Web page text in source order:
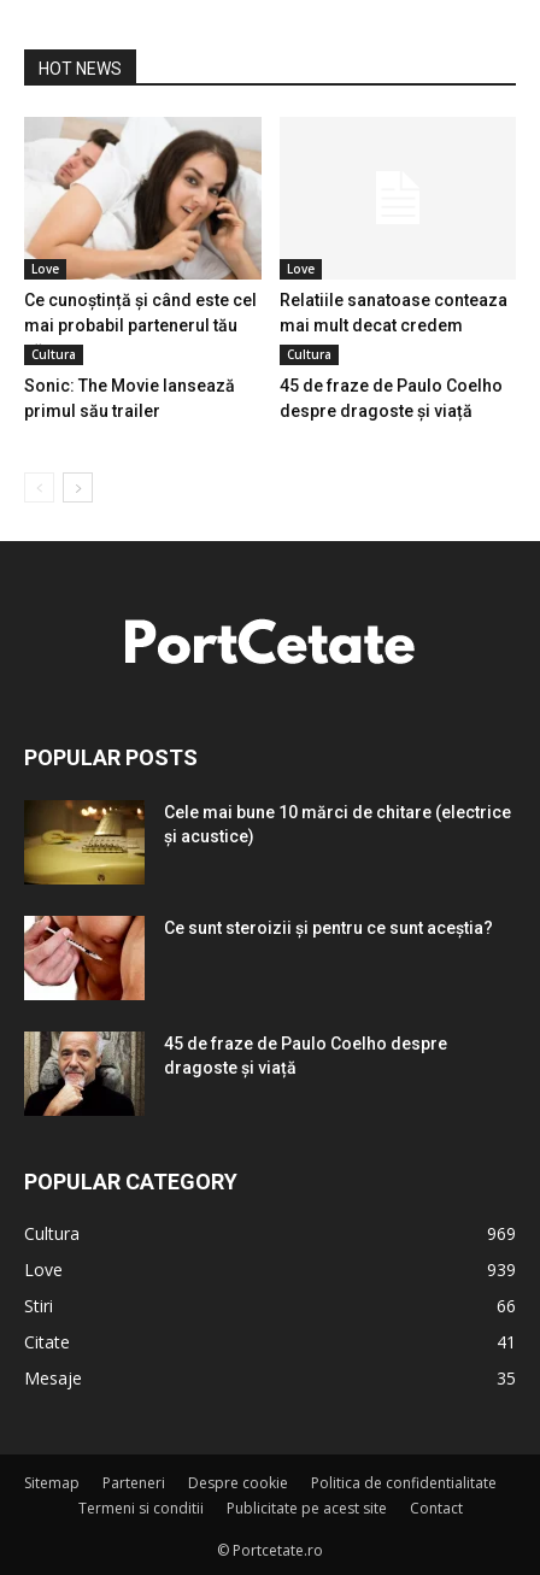
HOT NEWS
Love
Ce cunoștință și când este cel
mai probabil partenerul tău
să...
Love
Relatiile sanatoase conteaza
mai mult decat credem
Cultura
Sonic: The Movie lansează
primul său trailer
Cultura
45 de fraze de Paulo Coelho
despre dragoste și viață
POPULAR POSTS
Cele mai bune 10 mărci de chitare (electrice
și acustice)
Ce sunt steroizii și pentru ce sunt aceștia?
45 de fraze de Paulo Coelho despre
dragoste și viață
POPULAR CATEGORY
Cultura
969
Love
939
Stiri
66
Citate
41
Mesaje
35
Sitemap Parteneri Despre cookie
Politica de confidentialitate
Termeni si conditii
Publicitate pe acest site Contact
© Portcetate.ro